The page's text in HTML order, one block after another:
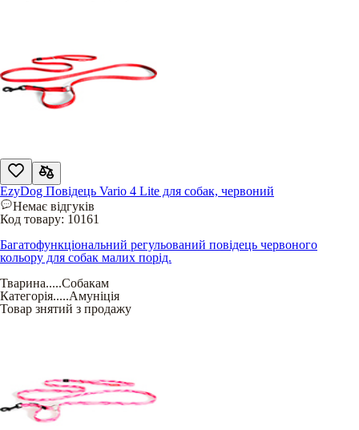
EzyDog Повідець Vario 4 Lite для собак, червоний
Немає відгуків
Код товару: 10161
Багатофункціональний регульований повідець червоного
кольору для собак малих порід.
Тварина.....Собакам
Категорія.....Амуніція
Товар знятий з продажу